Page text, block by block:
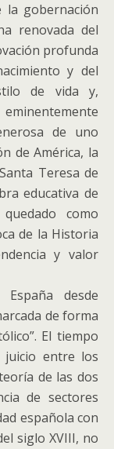
la gobernación
renovada del
profunda
y del
de vida y,
de uno
de América, la
Teresa de
educativa de
como
de la Historia
y valor
desde
de forma
El tiempo
juicio entre los
de las dos
de sectores
española con
siglo XVIII, no